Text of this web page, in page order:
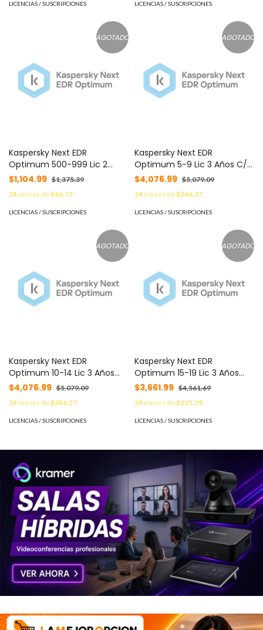
LICENCIAS / SUSCRIPCIONES LICENCIAS / SUSCRIPCIONES
AGOTADO
Kaspersky Next EDR
Optimum 500-999 Lic 2
Años C/U KL4066ZAUDS -
$1,104.99 $1,375.39
24meses de$66.77
LICENCIAS / SUSCRIPCIONES
AGOTADO
Kaspersky Next EDR
Optimum 5-9 Lic 3 Años C/U
KL4066ZAETS -
$4,076.99 $5,079.09
24meses de$246.37
LICENCIAS / SUSCRIPCIONES
AGOTADO
Kaspersky Next EDR
Optimum 10-14 Lic 3 Años
C/U KL4066ZAKTS -
$4,076.99 $5,079.09
24meses de$246.37
LICENCIAS / SUSCRIPCIONES
AGOTADO
Kaspersky Next EDR
Optimum 15-19 Lic 3 Años
C/U KL4066ZAMTS -
$3,661.99 $4,561.69
24meses de$221.29
LICENCIAS / SUSCRIPCIONES